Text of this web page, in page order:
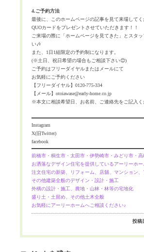
4.ご予約方法
最後に、このホームページの記事を見て来場して
QUOカードをプレゼントさせていただきます！！
ご来場の際に「ホームページを見てきた」とスタ
い🎶
また、1日1組限定の予約制になります。
(※土日、祝日希望の場合もご相談下さい😊)
ご予約はフリーダイヤルまたはメールにて
お気軽にご予約ください
【フリーダイヤル】0120-775-334
【メール】otoiawase@early-home.co.jp
※本文に相談希望日、お名前、ご連絡先をご記入く
Instagram
X(旧Twitter)
facebook
前橋市・桐生市・太田市・伊勢崎市・みどり市・高
お洒落なデザイン住宅を提供しているアーリーホー
注文住宅の新築、リフォーム、店舖、マンション、
その他建築全般のデザイン・設計・施工
外構の設計・施工、農地・山林・林等の宅地化
盛り土・土留め、その他土木全般
お気軽にアーリーホームへご相談ください♪
投稿